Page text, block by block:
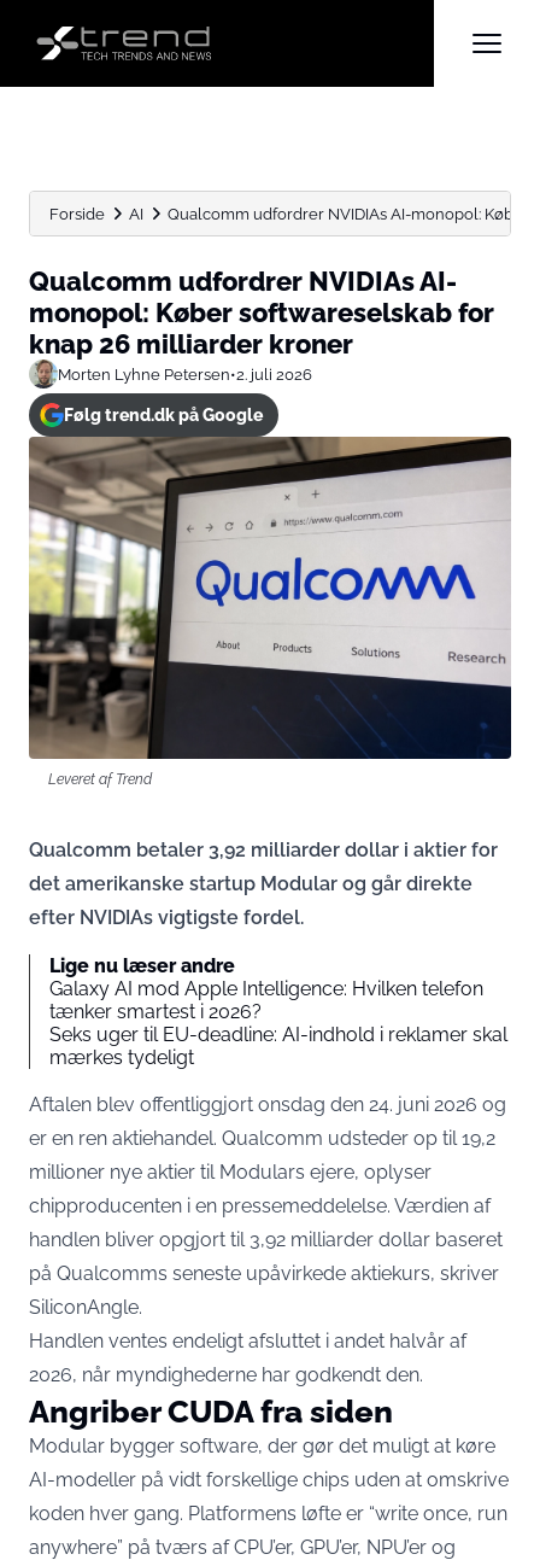
Forside AI Qualcomm udfordrer NVIDIAs AI-monopol: Køber
Qualcomm udfordrer NVIDIAs AI-
monopol: Køber softwareselskab for
knap 26 milliarder kroner
Morten Lyhne Petersen•2. juli 2026
Følg trend.dk på Google
Leveret af Trend
Qualcomm betaler 3,92 milliarder dollar i aktier for
det amerikanske startup Modular og går direkte
efter NVIDIAs vigtigste fordel.
Lige nu læser andre
Galaxy AI mod Apple Intelligence: Hvilken telefon
tænker smartest i 2026?
Seks uger til EU-deadline: AI-indhold i reklamer skal
mærkes tydeligt
Aftalen blev offentliggjort onsdag den 24. juni 2026 og
er en ren aktiehandel. Qualcomm udsteder op til 19,2
millioner nye aktier til Modulars ejere, oplyser
chipproducenten i en pressemeddelelse. Værdien af
handlen bliver opgjort til 3,92 milliarder dollar baseret
på Qualcomms seneste upåvirkede aktiekurs, skriver
SiliconAngle.
Handlen ventes endeligt afsluttet i andet halvår af
2026, når myndighederne har godkendt den.
Angriber CUDA fra siden
Modular bygger software, der gør det muligt at køre
AI-modeller på vidt forskellige chips uden at omskrive
koden hver gang. Platformens løfte er “write once, run
anywhere” på tværs af CPU’er, GPU’er, NPU’er og